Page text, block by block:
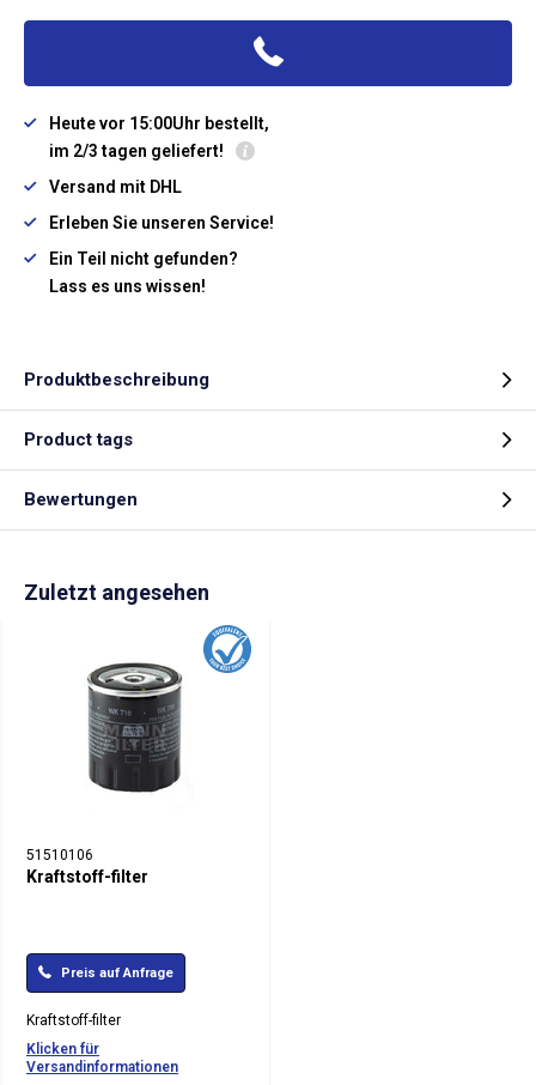
Heute vor 15:00Uhr bestellt,
im 2/3 tagen geliefert!
Versand mit DHL
Erleben Sie unseren Service!
Ein Teil nicht gefunden?
Lass es uns wissen!
Produktbeschreibung
Product tags
Bewertungen
Zuletzt angesehen
51510106
Kraftstoff-filter
Preis auf Anfrage
Kraftstoff-filter
Klicken für
Versandinformationen